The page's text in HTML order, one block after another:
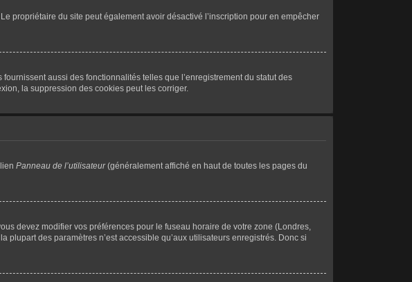
propriétaire du site peut également avoir désactivé l’inscription pour en empêcher
aussi des fonctionnalités telles que l’enregistrement du statut des
la suppression des cookies peut les corriger.
lienPanneau de l’utilisateur(généralement affiché en haut de toutes les pages du
devez modifier vos préférences pour le fuseau horaire de votre zone (Londres,
plupart des paramètres n’est accessible qu’aux utilisateurs enregistrés. Donc si